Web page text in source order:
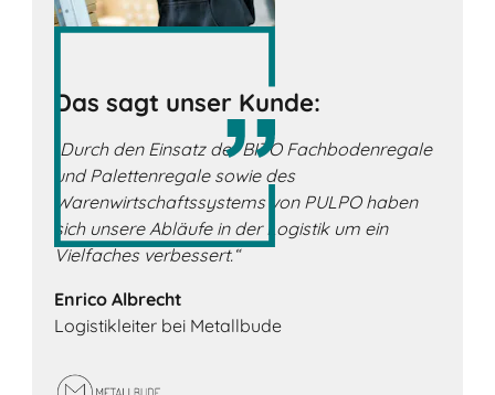
Das sagt unser Kunde:
„Durch den Einsatz der BITO Fachbodenregale
und Palettenregale sowie des
Warenwirtschaftssystems von PULPO haben
sich unsere Abläufe in der Logistik um ein
Vielfaches verbessert.“
Enrico Albrecht
Logistikleiter bei Metallbude